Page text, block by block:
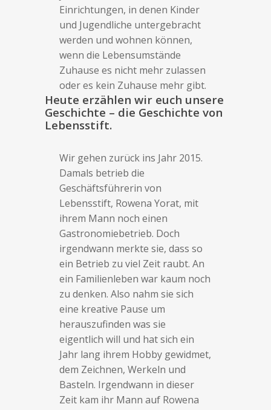
Einrichtungen, in denen Kinder
und Jugendliche untergebracht
werden und wohnen können,
wenn die Lebensumstände
Zuhause es nicht mehr zulassen
oder es kein Zuhause mehr gibt.
Heute erzählen wir euch unsere
Geschichte – die Geschichte von
Lebensstift.
Wir gehen zurück ins Jahr 2015.
Damals betrieb die
Geschäftsführerin von
Lebensstift, Rowena Yorat, mit
ihrem Mann noch einen
Gastronomiebetrieb. Doch
irgendwann merkte sie, dass so
ein Betrieb zu viel Zeit raubt. An
ein Familienleben war kaum noch
zu denken. Also nahm sie sich
eine kreative Pause um
herauszufinden was sie
eigentlich will und hat sich ein
Jahr lang ihrem Hobby gewidmet,
dem Zeichnen, Werkeln und
Basteln. Irgendwann in dieser
Zeit kam ihr Mann auf Rowena